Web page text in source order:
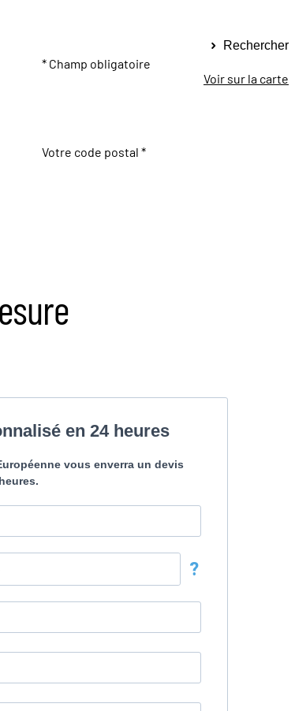
Votre code postal *
Rechercher
* Champ obligatoire
Voir sur la carte